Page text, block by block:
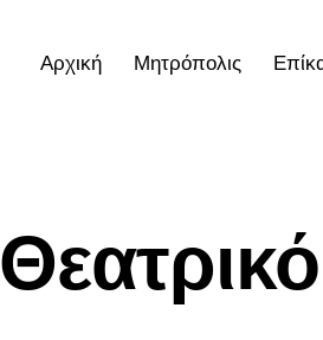
Αρχική Μητρόπολις